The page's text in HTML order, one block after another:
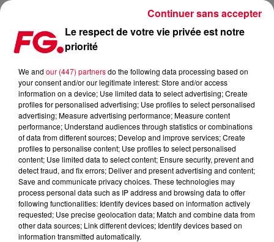
LA MUSIC STORY DU JOUR : NINJA TUNES
Publié : 26 septembre 2024 à 11h21 par Christophe
HUBERT
Le respect de votre vie privée est notre
priorité
We and our (447) partnersdo the following data processing based on
your consent and/or our legitimate interest: Store and/or access
information on a device; Use limited data to select advertising; Create
profiles for personalised advertising; Use profiles to select personalised
advertising; Measure advertising performance; Measure content
performance; Understand audiences through statistics or combinations
of data from different sources; Develop and improve services; Create
profiles to personalise content; Use profiles to select personalised
content; Use limited data to select content; Ensure security, prevent and
detect fraud, and fix errors; Deliver and present advertising and content;
Save and communicate privacy choices. These technologies may
process personal data such as IP address and browsing data to offer
following functionalities: Identify devices based on information actively
requested; Use precise geolocation data; Match and combine data from
other data sources; Link different devices; Identify devices based on
information transmitted automatically.
Continuer sans accepter